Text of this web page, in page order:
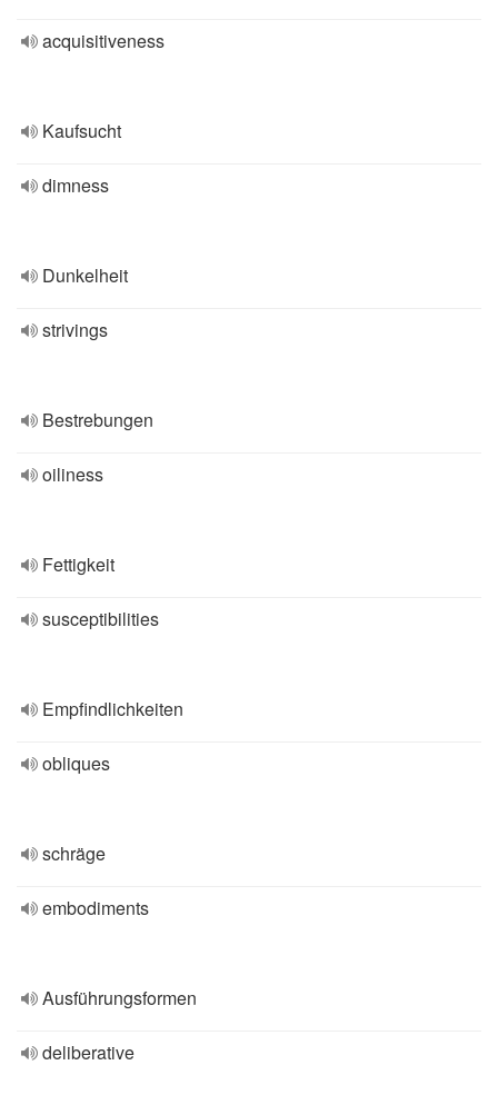
acquisitiveness
Kaufsucht
dimness
Dunkelheit
strivings
Bestrebungen
oiliness
Fettigkeit
susceptibilities
Empfindlichkeiten
obliques
schräge
embodiments
Ausführungsformen
deliberative